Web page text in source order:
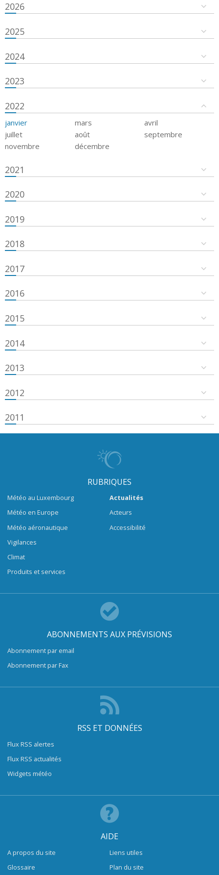
2026
2025
2024
2023
2022
janvier mars
avril
juillet
août
septembre
novembre
décembre
2021
2020
2019
2018
2017
2016
2015
2014
2013
2012
2011
RUBRIQUES
Météo au Luxembourg
Météo en Europe
Météo aéronautique
Vigilances
Climat
Produits et services
Actualités
Acteurs
Accessibilité
ABONNEMENTS AUX PRÉVISIONS
Abonnement par email
Abonnement par Fax
RSS ET DONNÉES
Flux RSS alertes
Flux RSS actualités
Widgets météo
AIDE
A propos du site
Glossaire
Liens utiles
Plan du site